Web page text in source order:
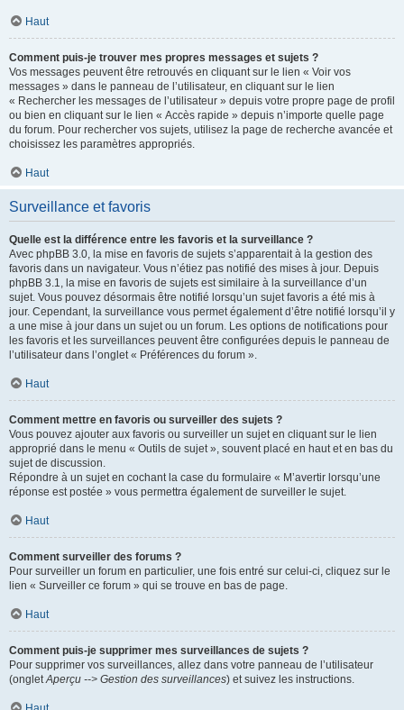
Haut
Comment puis-je trouver mes propres messages et sujets ?
Vos messages peuvent être retrouvés en cliquant sur le lien « Voir vos
messages » dans le panneau de l’utilisateur, en cliquant sur le lien
« Rechercher les messages de l’utilisateur » depuis votre propre page de profil
ou bien en cliquant sur le lien « Accès rapide » depuis n’importe quelle page
du forum. Pour rechercher vos sujets, utilisez la page de recherche avancée et
choisissez les paramètres appropriés.
Haut
Surveillance et favoris
Quelle est la différence entre les favoris et la surveillance ?
Avec phpBB 3.0, la mise en favoris de sujets s’apparentait à la gestion des
favoris dans un navigateur. Vous n’étiez pas notifié des mises à jour. Depuis
phpBB 3.1, la mise en favoris de sujets est similaire à la surveillance d’un
sujet. Vous pouvez désormais être notifié lorsqu’un sujet favoris a été mis à
jour. Cependant, la surveillance vous permet également d’être notifié lorsqu’il y
a une mise à jour dans un sujet ou un forum. Les options de notifications pour
les favoris et les surveillances peuvent être configurées depuis le panneau de
l’utilisateur dans l’onglet « Préférences du forum ».
Haut
Comment mettre en favoris ou surveiller des sujets ?
Vous pouvez ajouter aux favoris ou surveiller un sujet en cliquant sur le lien
approprié dans le menu « Outils de sujet », souvent placé en haut et en bas du
sujet de discussion.
Répondre à un sujet en cochant la case du formulaire « M’avertir lorsqu’une
réponse est postée » vous permettra également de surveiller le sujet.
Haut
Comment surveiller des forums ?
Pour surveiller un forum en particulier, une fois entré sur celui-ci, cliquez sur le
lien « Surveiller ce forum » qui se trouve en bas de page.
Haut
Comment puis-je supprimer mes surveillances de sujets ?
Pour supprimer vos surveillances, allez dans votre panneau de l’utilisateur
(ongletAperçu --> Gestion des surveillances) et suivez les instructions.